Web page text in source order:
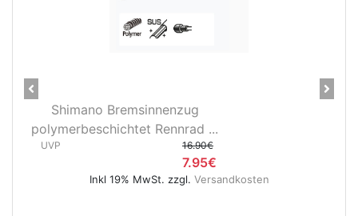
Shimano Bremsinnenzug
polymerbeschichtet Rennrad ...
UVP 16.90€
7.95€
Inkl 19% MwSt. zzgl.Versandkosten
Previous Next